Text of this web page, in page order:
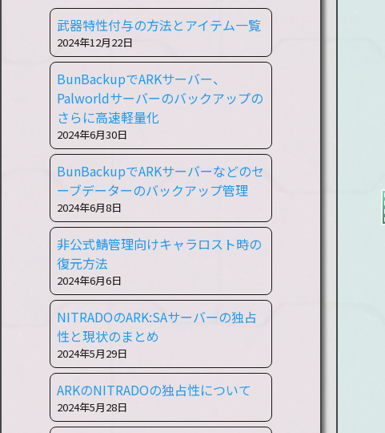
武器特性付与の方法とアイテム一覧
2024年12月22日
BunBackupでARKサーバー、
Palworldサーバーのバックアップの
さらに高速軽量化
2024年6月30日
BunBackupでARKサーバーなどのセ
ーブデーターのバックアップ管理
2024年6月8日
非公式鯖管理向けキャラロスト時の
復元方法
2024年6月6日
NITRADOのARK:SAサーバーの独占
性と現状のまとめ
2024年5月29日
ARKのNITRADOの独占性について
2024年5月28日